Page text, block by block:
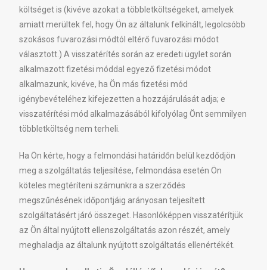
költséget is (kivéve azokat a többletköltségeket, amelyek
amiatt merültek fel, hogy Ön az általunk felkínált, legolcsóbb
szokásos fuvarozási módtól eltérő fuvarozási módot
választott.) A visszatérítés során az eredeti ügylet során
alkalmazott fizetési móddal egyező fizetési módot
alkalmazunk, kivéve, ha Ön más fizetési mód
igénybevételéhez kifejezetten a hozzájárulását adja; e
visszatérítési mód alkalmazásából kifolyólag Önt semmilyen
többletköltség nem terheli.
Ha Ön kérte, hogy a felmondási határidőn belül kezdődjön
meg a szolgáltatás teljesítése, felmondása esetén Ön
köteles megtéríteni számunkra a szerződés
megszűnésének időpontjáig arányosan teljesített
szolgáltatásért járó összeget. Hasonlóképpen visszatérítjük
az Ön által nyújtott ellenszolgáltatás azon részét, amely
meghaladja az általunk nyújtott szolgáltatás ellenértékét.